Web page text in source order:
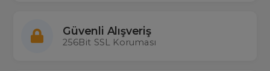
Güvenli Alışveriş
256Bit SSL Koruması